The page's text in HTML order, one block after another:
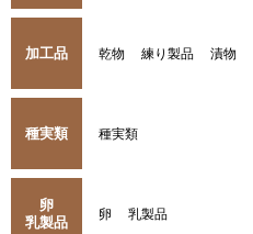
加工品 乾物 練り製品 漬物
種実類 種実類
卵
乳製品
卵 乳製品